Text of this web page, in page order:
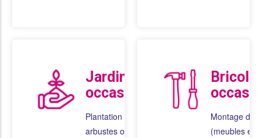
Jardinage
occasionnel
Plantation de fleurs,
arbustes ou
Montage de
(meubles en